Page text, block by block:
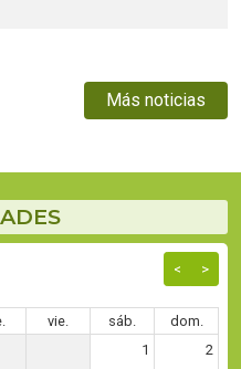
Más noticias
< >
vie. sáb.
dom.
1
2